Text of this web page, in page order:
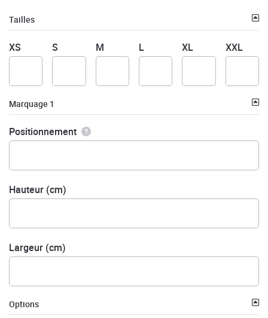
Tailles
XS S M L XL XXL
Marquage 1
Positionnement
Hauteur (cm)
Largeur (cm)
Options